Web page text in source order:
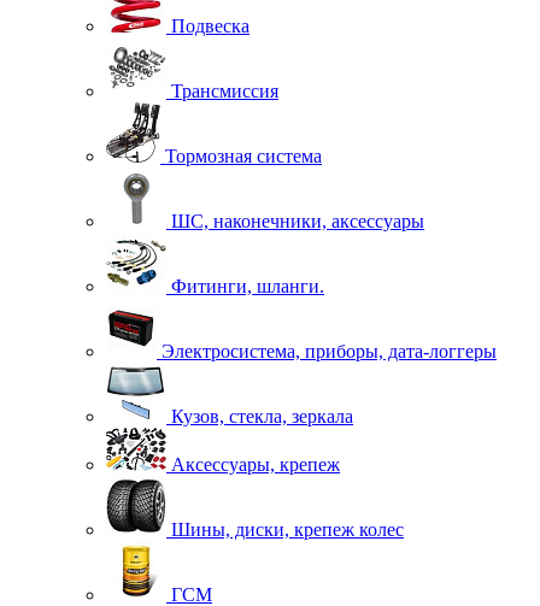
Подвеска
Трансмиссия
Тормозная система
ШС, наконечники, аксессуары
Фитинги, шланги.
Электросистема, приборы, дата-логгеры
Кузов, стекла, зеркала
Аксессуары, крепеж
Шины, диски, крепеж колес
ГСМ